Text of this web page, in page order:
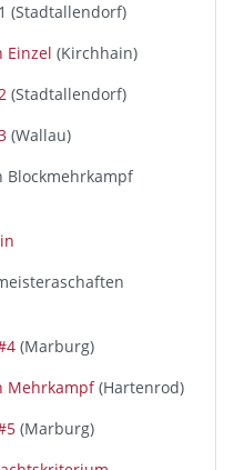
(Stadtallendorf)
Einzel (Kirchhain)
(Stadtallendorf)
(Wallau)
Blockmehrkampf
(Marburg)
Mehrkampf(Hartenrod)
(Marburg)